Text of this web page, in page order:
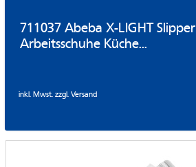
711037 Abeba X-LIGHT Slipper
Arbeitsschuhe Küche...
inkl. Mwst. zzgl.Versand